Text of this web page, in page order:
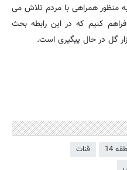
منظور همراهی با مردم تلاش می
کنیم که در این رابطه بحث
گل در حال پیگیری است.
14
قنات